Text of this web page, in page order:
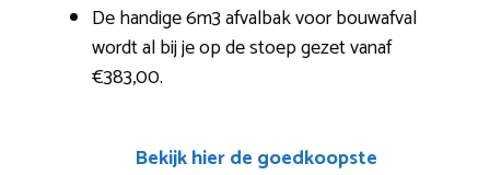
De handige 6m3 afvalbak voor bouwafval
wordt al bij je op de stoep gezet vanaf
€383,00.
Bekijk hier de goedkoopste